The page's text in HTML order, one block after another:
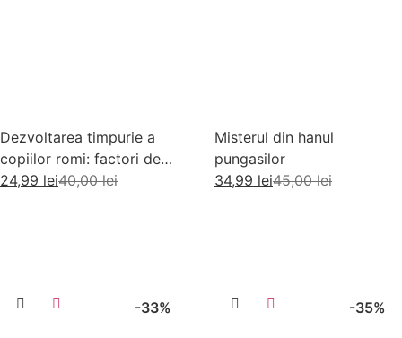
Dezvoltarea timpurie a
copiilor romi: factori de
risc si factori de protectie
40,00lei
24,99 lei
Misterul din hanul
pungasilor
45,00lei
34,99 lei
-33% -35%